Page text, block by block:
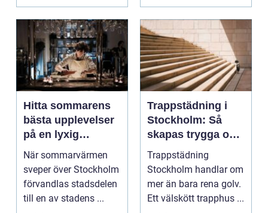
Hitta sommarens
bästa upplevelser
på en lyxig
uteservering på
Östermalm
När sommarvärmen
sveper över Stockholm
förvandlas stadsdelen
till en av stadens ...
Trappstädning i
Stockholm: Så
skapas trygga och
trivsamma
trapphus
Trappstädning
Stockholm handlar om
mer än bara rena golv.
Ett välskött trapphus ...